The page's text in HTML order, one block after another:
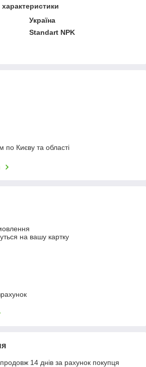
Україна
Standart NPK
по Києву та області
на вашу картку
14 днів за рахунок покупця